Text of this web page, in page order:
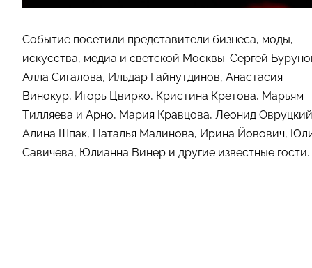
Событие посетили представители бизнеса, моды,
искусства, медиа и светской Москвы: Сергей
Алла Сигалова, Ильдар Гайнутдинов, Анастасия
Винокур, Игорь Цвирко, Кристина Кретова, Марьям
Тилляева и Арно, Мария Кравцова, Леонид
Алина Шпак, Наталья Малинова, Ирина Йовович,
Савичева, Юлианна Винер и другие известные гости.